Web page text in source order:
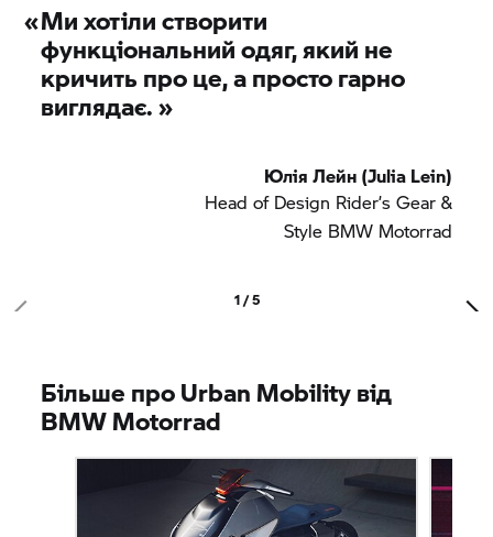
«Ми хотіли створити
функціональний одяг, який не
кричить про це, а просто гарно
виглядає.»
Юлія Лейн (Julia Lein)
Head of Design Rider’s Gear &
Style BMW Motorrad
1 / 5
Більше про Urban Mobility від
BMW Motorrad